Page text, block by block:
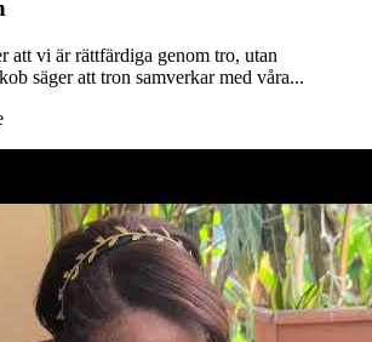
att vi är rättfärdiga genom tro, utan
säger att tron samverkar med våra...